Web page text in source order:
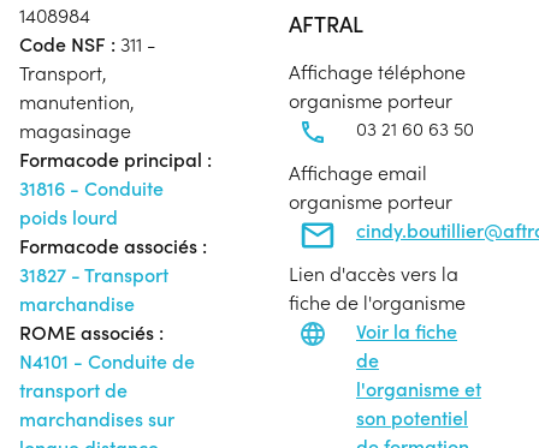
1408984
Code NSF : 311 -
Transport,
manutention,
magasinage
Formacode principal :
31816 - Conduite
poids lourd
Formacode associés :
31827 - Transport
marchandise
ROME associés :
N4101 - Conduite de
transport de
marchandises sur
AFTRAL
Affichage téléphone
organisme porteur
03 21 60 63 50
Affichage email
organisme porteur
Lien d'accès vers la
fiche de l'organisme
Voir la fiche
de
l'organisme et
son potentiel